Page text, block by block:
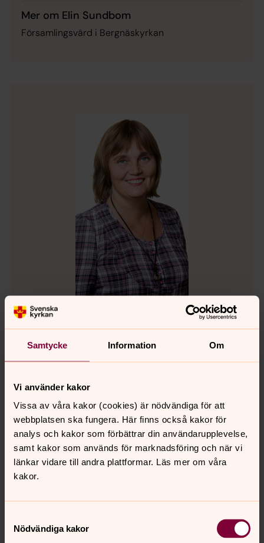
Samtycke Information Om
Vi använder kakor
Vissa av våra kakor (cookies) är nödvändiga för att
webbplatsen ska fungera. Här finns också kakor för
analys och kakor som förbättrar din användarupplevelse,
samt kakor som används för marknadsföring och när vi
länkar vidare till andra plattformar. Läs mer om våra
kakor.
Nödvändiga kakor
Mer om Elin Sundbom
Församlingsvärd i Bergnäskyrkan
Pedagog, Nederluleå församling
E-post:marina.lundberg@svenskakyrkan.se
Mer om Marina Lundberg
Församlingspedagog i Bergnäskyrkan